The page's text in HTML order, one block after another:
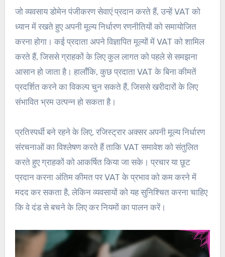
जो व्यवसाय डोमेन पंजीकरण सेवाएं प्रदान करते हैं, उन्हें VAT को
ध्यान में रखते हुए अपनी मूल्य निर्धारण रणनीतियों को समायोजित
करना होगा। कई प्रदाता अपने विज्ञापित मूल्यों में VAT को शामिल
करते हैं, जिससे ग्राहकों के लिए कुल लागत को पहले से समझना
आसान हो जाता है। हालाँकि, कुछ प्रदाता VAT के बिना कीमतें
प्रदर्शित करने का विकल्प चुन सकते हैं, जिससे खरीदारों के लिए
संभावित भ्रम उत्पन्न हो सकता है।
प्रतिस्पर्धी बने रहने के लिए, रजिस्ट्रार अक्सर अपनी मूल्य निर्धारण
संरचनाओं का विश्लेषण करते हैं ताकि VAT समावेश को संतुलित
करते हुए ग्राहकों को आकर्षित किया जा सके। प्रचार या छूट
प्रदान करना अंतिम कीमत पर VAT के प्रभाव को कम करने में
मदद कर सकता है, लेकिन व्यवसायों को यह सुनिश्चित करना चाहिए
कि वे दंड से बचने के लिए कर नियमों का पालन करें।